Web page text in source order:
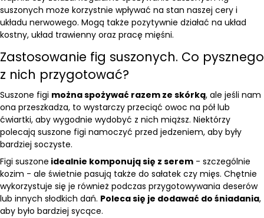
suszonych może korzystnie wpływać na stan naszej cery i
układu nerwowego. Mogą także pozytywnie działać na układ
kostny, układ trawienny oraz pracę mięśni.
Zastosowanie fig suszonych. Co pysznego
z nich przygotować?
Suszone figi można spożywać razem ze skórką, ale jeśli nam
ona przeszkadza, to wystarczy przeciąć owoc na pół lub
ćwiartki, aby wygodnie wydobyć z nich miąższ. Niektórzy
polecają suszone figi namoczyć przed jedzeniem, aby były
bardziej soczyste.
Figi suszone idealnie komponują się z serem - szczególnie
kozim - ale świetnie pasują także do sałatek czy mięs. Chętnie
wykorzystuje się je również podczas przygotowywania deserów
lub innych słodkich dań. Poleca się je dodawać do śniadania,
aby było bardziej sycące.